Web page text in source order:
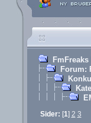
Forum:
Sider: [1] 2 3